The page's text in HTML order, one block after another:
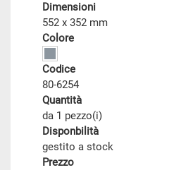
Dimensioni
552 x 352 mm
Colore
Codice
80-6254
Quantità
da 1 pezzo(i)
Disponbilità
gestito a stock
Prezzo